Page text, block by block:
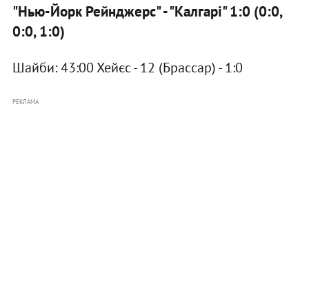
"Нью-Йорк Рейнджерс" - "Калгарі" 1:0 (0:0,
0:0, 1:0)
Шайби: 43:00 Хейєс - 12 (Брассар) - 1:0
РЕКЛАМА